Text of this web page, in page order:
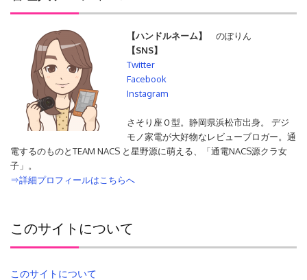
【ハンドルネーム】
のぽりん
【SNS】
Twitter
Facebook
Instagram
さそり座Ｏ型。静岡県浜松市出身。 デジ
モノ家電が大好物なレビューブロガー。通
電するのものとTEAM NACS と星野源に萌える、「通電NACS源クラ女
子」。
⇒詳細プロフィールはこちらへ
このサイトについて
このサイトについて